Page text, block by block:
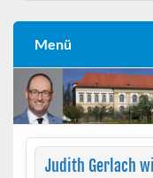
Menü
Judith Gerlach